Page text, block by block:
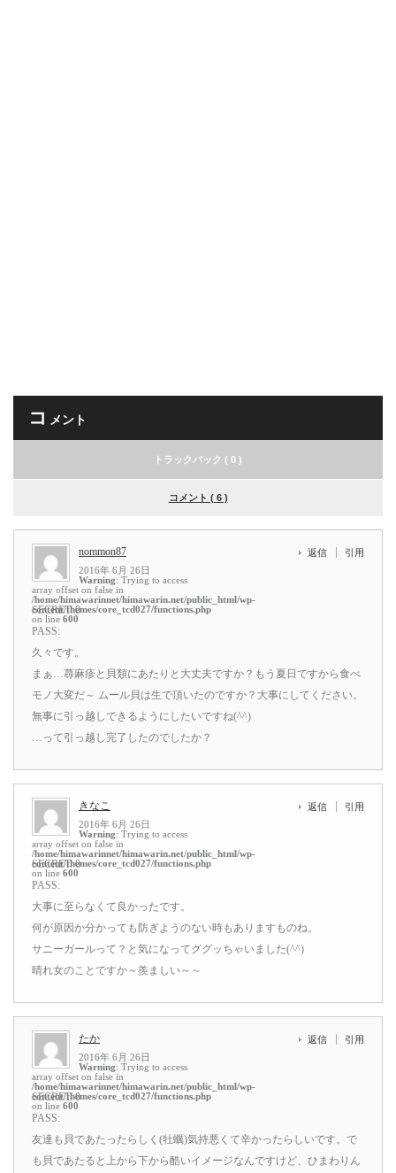
コ メント
トラックバック ( 0 )
コメント ( 6 )
nommon87
2016年 6月 26日
Warning: Trying to access
array offset on false in
/home/himawarinnet/himawarin.net/public_html/wp-
content/themes/core_tcd027/functions.php
on line 600
返信 引用
SECRET: 0
PASS:
久々です。
まぁ…蕁麻疹と貝類にあたりと大丈夫ですか？もう夏日ですから食べ
モノ大変だ～ ムール貝は生で頂いたのですか？大事にしてください。
無事に引っ越しできるようにしたいですね(^^)
…って引っ越し完了したのでしたか？
きなこ
2016年 6月 26日
Warning: Trying to access
array offset on false in
/home/himawarinnet/himawarin.net/public_html/wp-
content/themes/core_tcd027/functions.php
on line 600
返信 引用
SECRET: 0
PASS:
大事に至らなくて良かったです。
何が原因か分かっても防ぎようのない時もありますものね。
サニーガールって？と気になってググッちゃいました(^^)
晴れ女のことですか～羨ましい～～
たか
2016年 6月 26日
Warning: Trying to access
array offset on false in
/home/himawarinnet/himawarin.net/public_html/wp-
content/themes/core_tcd027/functions.php
on line 600
返信 引用
SECRET: 0
PASS:
友達も貝であたったらしく(牡蠣)気持悪くて辛かったらしいです。で
も貝であたると上から下から酷いイメージなんですけど、ひまわりん